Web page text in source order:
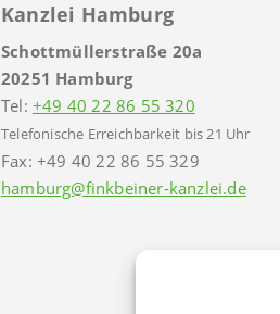
Kanzlei Hamburg
Schottmüllerstraße 20a
20251 Hamburg
Tel: +49 40 22 86 55 320
Telefonische Erreichbarkeit bis 21 Uhr
Fax: +49 40 22 86 55 329
hamburg@finkbeiner-kanzlei.de